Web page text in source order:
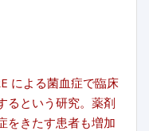
による菌血症で臨床
るという研究。薬剤
をきたす患者も増加